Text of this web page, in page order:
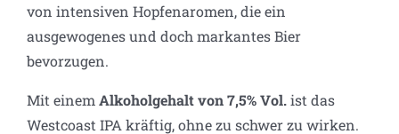
von intensiven Hopfenaromen, die ein
ausgewogenes und doch markantes Bier
bevorzugen.
Mit einem Alkoholgehalt von 7,5% Vol.ist das
Westcoast IPA kräftig, ohne zu schwer zu wirken.